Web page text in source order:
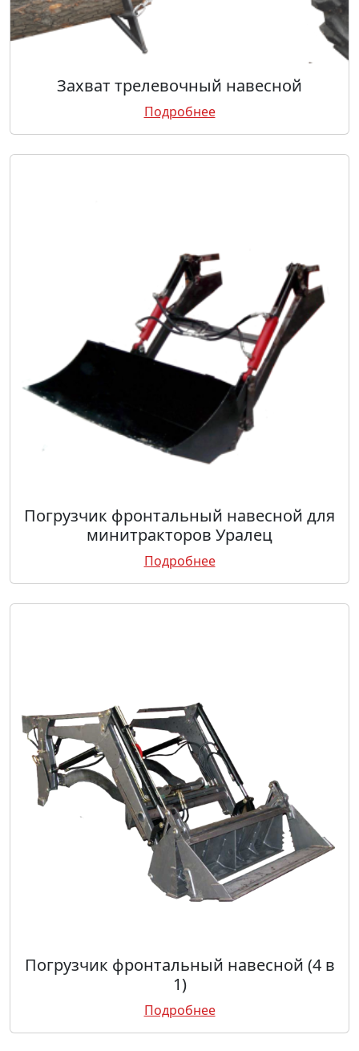
Захват трелевочный навесной
Подробнее
Погрузчик фронтальный навесной для
минитракторов Уралец
Подробнее
Погрузчик фронтальный навесной (4 в
1)
Подробнее